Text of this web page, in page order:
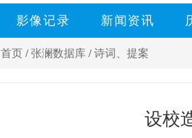
影像记录 新闻资讯
首页 /张澜数据库 /诗词、提案
设校